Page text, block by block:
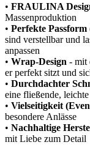
• FRAULINA
Massenproduktion
• Perfekte
sind verstellbar und
anpassen
• Wrap-Design - mit
er perfekt sitzt und
• Durchdachter
eine fließende,
• Vielseitigkeit
besondere Anlässe
• Nachhaltige
mit Liebe zum Detail